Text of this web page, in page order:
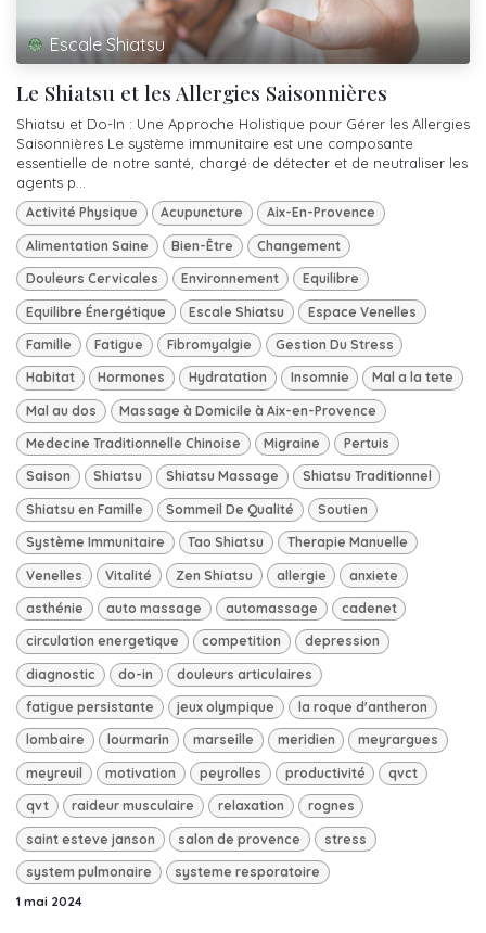
Escale Shiatsu
Le Shiatsu et les Allergies Saisonnières
Shiatsu et Do-In : Une Approche Holistique pour Gérer les Allergies
Saisonnières Le système immunitaire est une composante
essentielle de notre santé, chargé de détecter et de neutraliser les
agents p...
Activité Physique Acupuncture Aix-En-Provence
Alimentation Saine Bien-Être Changement
Douleurs Cervicales Environnement Equilibre
Equilibre Énergétique Escale Shiatsu Espace Venelles
Famille Fatigue Fibromyalgie Gestion Du Stress
Habitat Hormones Hydratation Insomnie Mal a la tete
Mal au dos Massage à Domicile à Aix-en-Provence
Medecine Traditionnelle Chinoise Migraine Pertuis
Saison Shiatsu Shiatsu Massage Shiatsu Traditionnel
Shiatsu en Famille Sommeil De Qualité Soutien
Système Immunitaire Tao Shiatsu Therapie Manuelle
Venelles Vitalité Zen Shiatsu allergie anxiete
asthénie auto massage automassage cadenet
circulation energetique competition depression
diagnostic do-in douleurs articulaires
fatigue persistante jeux olympique la roque d'antheron
lombaire lourmarin marseille meridien meyrargues
meyreuil motivation peyrolles productivité qvct
qvt raideur musculaire relaxation rognes
saint esteve janson salon de provence stress
system pulmonaire systeme resporatoire
1 mai 2024